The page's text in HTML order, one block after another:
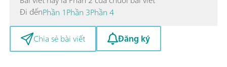
Đi đếnPhần 1Phần 3Phần 4
Chia sẻ bài viết
Đăng ký